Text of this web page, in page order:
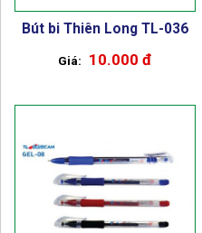
Bút bi Thiên Long TL-036
10.000 đ